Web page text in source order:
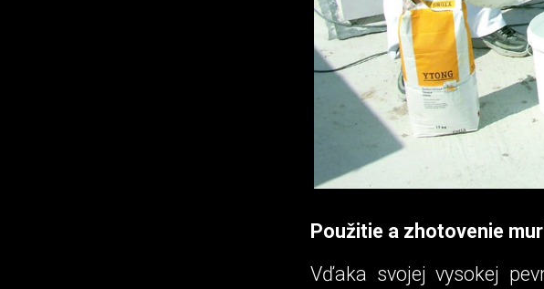
Použitie a zhotovenie
Vďaka svojej vysokej